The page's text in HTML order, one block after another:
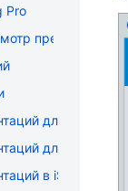
Pro
презентации
для Web
для CD
в iSpring Cloud